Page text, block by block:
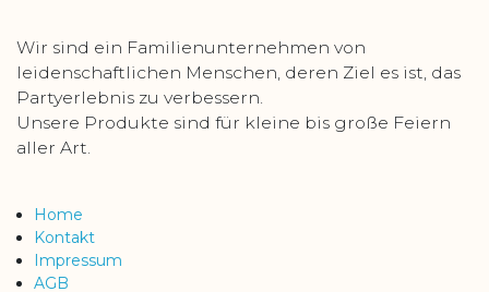
Wir sind ein Familienunternehmen von
leidenschaftlichen Menschen, deren Ziel es ist, das
Partyerlebnis zu verbessern.
Unsere Produkte sind für kleine bis große Feiern
aller Art.
Home
Kontakt
Impressum
AGB